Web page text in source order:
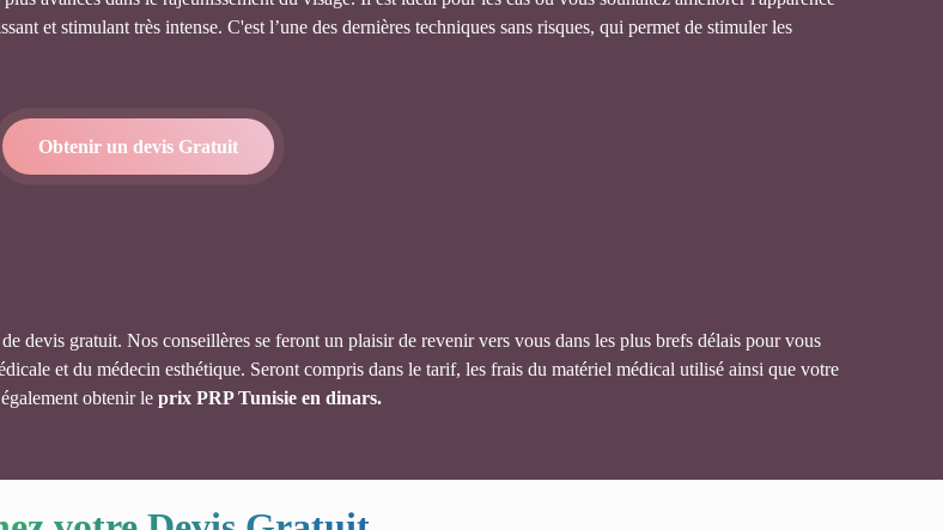
et stimulant très intense. C'est l’une des dernières techniques sans risques, qui permet de stimuler les
Obtenir un devis Gratuit
devis gratuit. Nos conseillères se feront un plaisir de revenir vers vous dans les plus brefs délais pour vous
et du médecin esthétique. Seront compris dans le tarif, les frais du matériel médical utilisé ainsi que votre
obtenir leprix PRP Tunisie en dinars.